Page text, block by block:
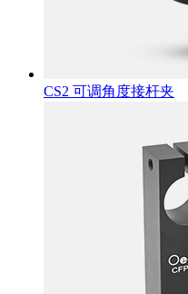
CS2 可调角度接杆夹